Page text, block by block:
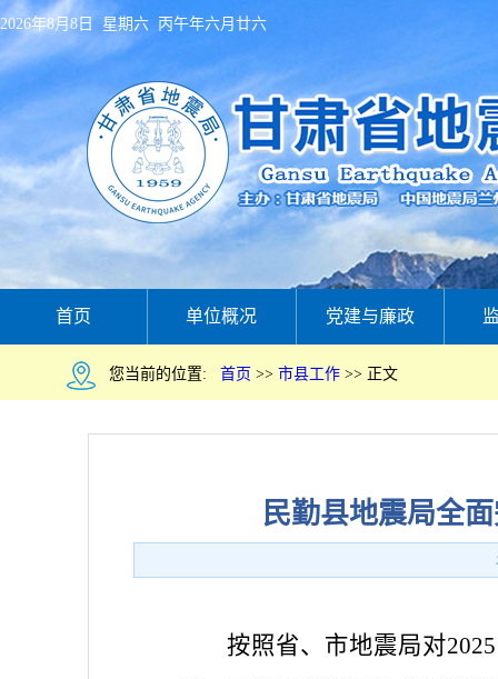
2026年8月8日 星期六 丙午年六月廿六
首页 单位概况 党建与廉政
您当前的位置: 首页 >> 市县工作 >> 正文
民勤县地震局全
按照省、市地震局对